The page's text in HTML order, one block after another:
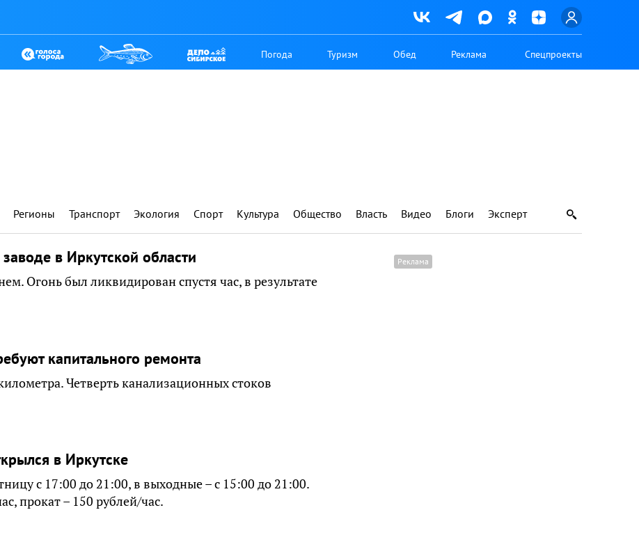
Погода Туризм Обед Реклама Спецпроекты
Регионы Транспорт Экология Спорт Культура Общество Власть Видео Блоги Эксперт
в Иркутской области
Огонь был ликвидирован спустя час, в результате
капитального ремонта
Четверть канализационных стоков
в Иркутске
с 17:00 до 21:00, в выходные – с 15:00 до 21:00.
прокат – 150 рублей/час.